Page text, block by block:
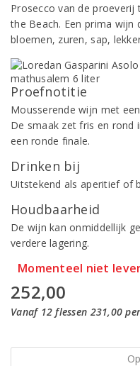
Prosecco van de
the Beach. Een prima
bloemen, zuren, sap,
Proefnotitie
Mousserende wijn met
De smaak zet fris en rond
een ronde finale.
Drinken bij
Uitstekend als aperitief of
Houdbaarheid
De wijn kan onmiddellijk
verdere lagering.
Momenteel niet
252,00
Vanaf 12 flessen 231,00